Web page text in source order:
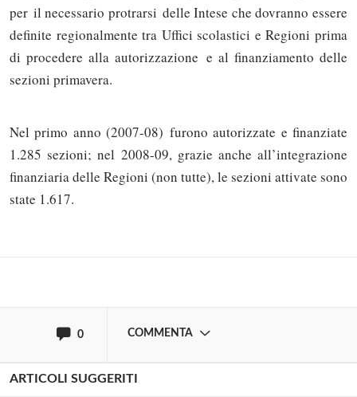
per il necessario protrarsi delle Intese che dovranno essere
definite regionalmente tra Uffici scolastici e Regioni prima
di procedere alla autorizzazione e al finanziamento delle
sezioni primavera.
Nel primo anno (2007-08) furono autorizzate e finanziate
1.285 sezioni; nel 2008-09, grazie anche all’integrazione
finanziaria delle Regioni (non tutte), le sezioni attivate sono
state 1.617.
0 COMMENTA
Solo gli utenti registrati possono
commentare!
ARTICOLI SUGGERITI